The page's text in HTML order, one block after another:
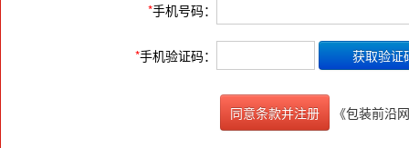
*手机号码：
*手机验证码：
同意条款并注册 《包装前沿